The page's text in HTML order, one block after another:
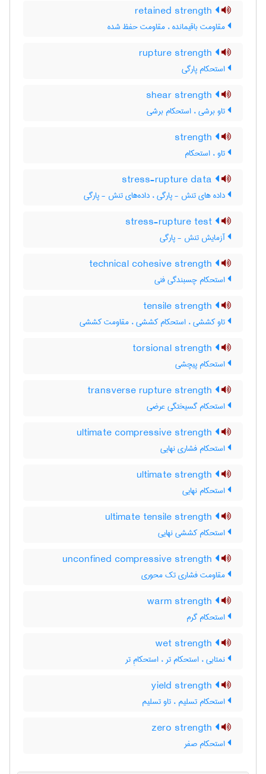
مقاومت باقیمانده ، مقاومت حفظ شده
استحکام پارگی
تاو برشی ، استحکام برشی
تاو ، استحکام
داده های تنش - پارگی ، داده‌های تنش - پارگی
آزمایش تنش - پارگی
استحکام چسبندگی فنی
تاو کششی ، استحکام کششی ، مقاومت کششی
استحکام پیچشی
استحکام گسیختگی عرضی
استحکام فشاری نهایی
استحکام نهایی
استحکام کششی نهایی
مقاومت فشاری تک محوری
استحکام گرم
نمتابی ، استحکام تر ، استحکامِ تر
استحکام تسلیم ، تاو تسلیم
استحکام صفر